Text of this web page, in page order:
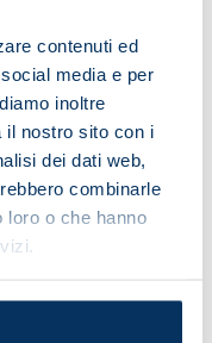
contenuti ed
media e per
inoltre
il nostro sito con i
dei dati web,
combinarle
loro o che hanno
had a warm-
Zedadka, Adam
worked individually
underwent